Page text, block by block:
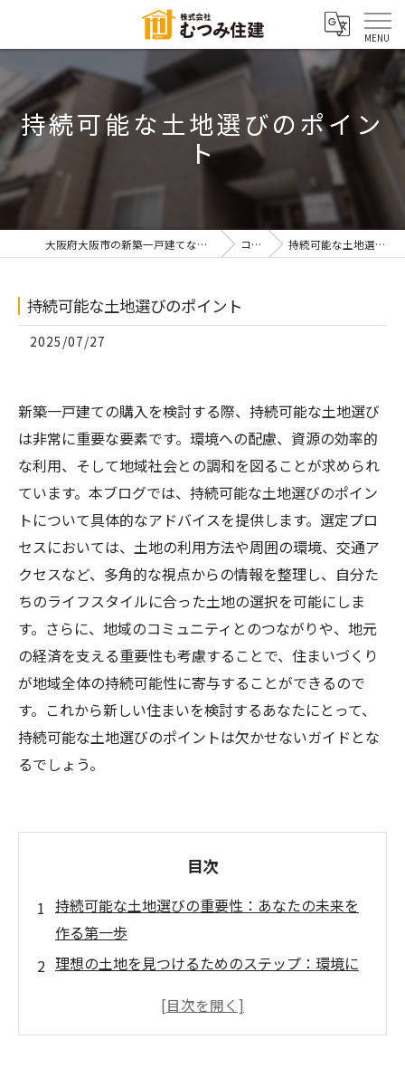
持続可能な土地選びのポイン
ト
大阪府大阪市の新築一戸建てなら株式会社むつみ住建 コラム 持続可能な土地選びのポイント
持続可能な土地選びのポイント
2025/07/27
新築一戸建ての購入を検討する際、持続可能な土地選び
は非常に重要な要素です。環境への配慮、資源の効率的
な利用、そして地域社会との調和を図ることが求められ
ています。本ブログでは、持続可能な土地選びのポイン
トについて具体的なアドバイスを提供します。選定プロ
セスにおいては、土地の利用方法や周囲の環境、交通ア
クセスなど、多角的な視点からの情報を整理し、自分た
ちのライフスタイルに合った土地の選択を可能にしま
す。さらに、地域のコミュニティとのつながりや、地元
の経済を支える重要性も考慮することで、住まいづくり
が地域全体の持続可能性に寄与することができるので
す。これから新しい住まいを検討するあなたにとって、
持続可能な土地選びのポイントは欠かせないガイドとな
るでしょう。
目次
持続可能な土地選びの重要性：あなたの未来を
作る第一歩
理想の土地を見つけるためのステップ：環境に
自分たちのライフスタイルに合った土地選び：